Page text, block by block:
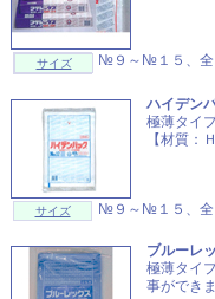
サイズ №９～№１５、全
ハイデン
極薄タイ
【材質：
サイズ №９～№１５、全
ブルーレ
極薄タイ
事ができ